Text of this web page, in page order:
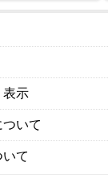
表示
いて
て